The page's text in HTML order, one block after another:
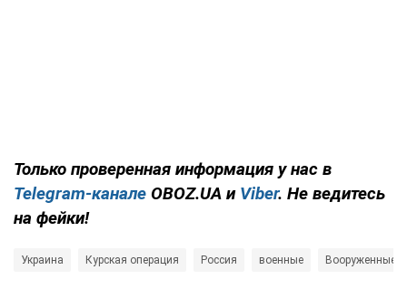
Только проверенная информация у нас в
Telegram-канале OBOZ.UA и Viber. Не ведитесь
на фейки!
Украина Курская операция Россия военные Вооруженные